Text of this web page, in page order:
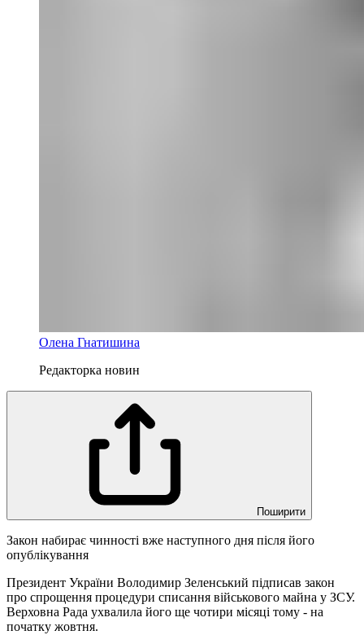
Олена Гнатишина
Редакторка новин
Поширити
Закон набирає чинності вже наступного дня після його
опублікування
Президент України Володимир Зеленський підписав закон
про спрощення процедури списання військового майна у ЗСУ.
Верховна Рада ухвалила його ще чотири місяці тому - на
початку жовтня.